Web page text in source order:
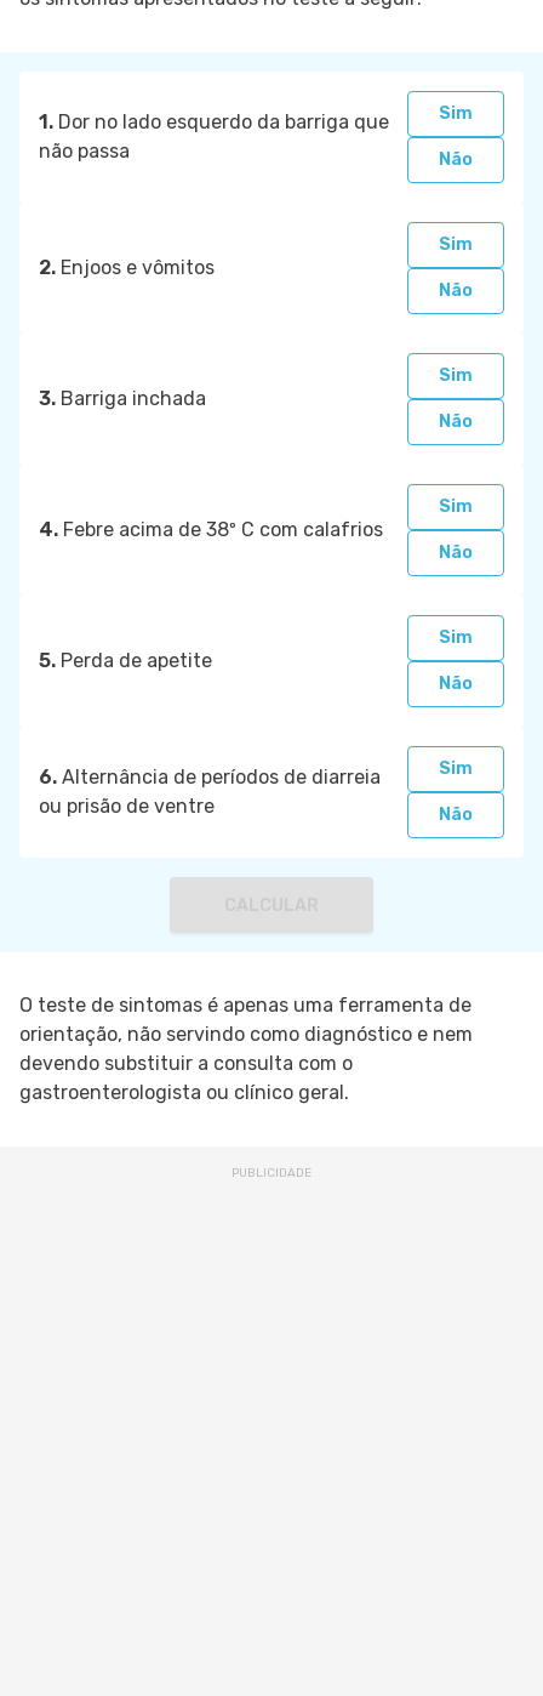
1. Dor no lado esquerdo da barriga que
não passa
Sim
Não
2. Enjoos e vômitos
Sim
Não
3. Barriga inchada
Sim
Não
4. Febre acima de 38º C com calafrios
Sim
Não
5. Perda de apetite
Sim
Não
6. Alternância de períodos de diarreia
ou prisão de ventre
Sim
Não
O teste de sintomas é apenas uma ferramenta de
orientação, não servindo como diagnóstico e nem
devendo substituir a consulta com o
gastroenterologista ou clínico geral.